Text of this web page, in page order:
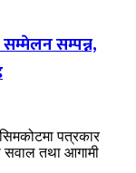
सम्मेलन सम्पन्न,
पत्रकार
सवाल तथा आगामी